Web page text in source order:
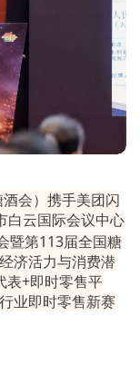
会）携手美团闪
白云国际会议中心
暨第113届全国糖
济活力与消费潜
表+即时零售平
业即时零售新赛